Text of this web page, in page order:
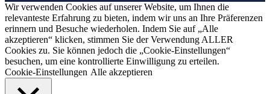
Wir verwenden Cookies auf unserer Website, um Ihnen die
relevanteste Erfahrung zu bieten, indem wir uns an Ihre Präferenzen
erinnern und Besuche wiederholen. Indem Sie auf „Alle
akzeptieren“ klicken, stimmen Sie der Verwendung ALLER
Cookies zu. Sie können jedoch die „Cookie-Einstellungen“
besuchen, um eine kontrollierte Einwilligung zu erteilen.
Cookie-Einstellungen Alle akzeptieren